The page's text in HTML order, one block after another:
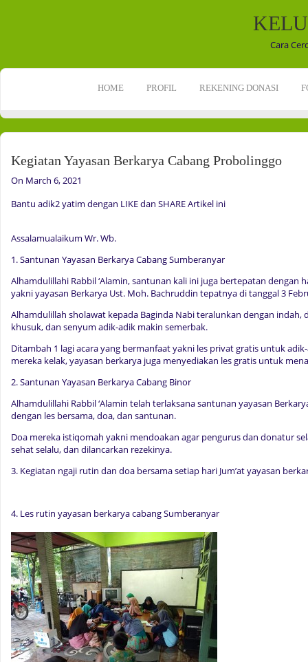
Cara
HOME PROFIL REKENING DONASI
Kegiatan Yayasan Berkarya Cabang Probolinggo
On March 6, 2021
Bantu adik2 yatim dengan LIKE dan SHARE Artikel ini
Assalamualaikum Wr. Wb.
1. Santunan Yayasan Berkarya Cabang Sumberanyar
Alhamdulillahi Rabbil ‘Alamin, santunan kali ini juga bertepatan dengan
yakni yayasan Berkarya Ust. Moh. Bachruddin tepatnya di tanggal 3
Alhamdulillah sholawat kepada Baginda Nabi teralunkan dengan indah,
khusuk, dan senyum adik-adik makin semerbak.
Ditambah 1 lagi acara yang bermanfaat yakni les privat gratis untuk
mereka kelak, yayasan berkarya juga menyediakan les gratis untuk
2. Santunan Yayasan Berkarya Cabang Binor
Alhamdulillahi Rabbil ‘Alamin telah terlaksana santunan yayasan
dengan les bersama, doa, dan santunan.
Doa mereka istiqomah yakni mendoakan agar pengurus dan donatur
sehat selalu, dan dilancarkan rezekinya.
3. Kegiatan ngaji rutin dan doa bersama setiap hari Jum’at yayasan
4. Les rutin yayasan berkarya cabang Sumberanyar